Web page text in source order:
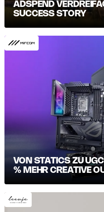
ADSPEND
SUCCESS STORY
VON STATICS ZU
% MEHR CREATIVE